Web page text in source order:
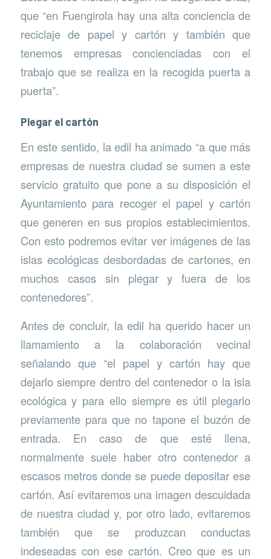
que “en Fuengirola hay una alta conciencia de
reciclaje de papel y cartón y también que
tenemos empresas concienciadas con el
trabajo que se realiza en la recogida puerta a
puerta”.
Plegar el cartón
En este sentido, la edil ha animado “a que más
empresas de nuestra ciudad se sumen a este
servicio gratuito que pone a su disposición el
Ayuntamiento para recoger el papel y cartón
que generen en sus propios establecimientos.
Con esto podremos evitar ver imágenes de las
islas ecológicas desbordadas de cartones, en
muchos casos sin plegar y fuera de los
contenedores”.
Antes de concluir, la edil ha querido hacer un
llamamiento a la colaboración vecinal
señalando que “el papel y cartón hay que
dejarlo siempre dentro del contenedor o la isla
ecológica y para ello siempre es útil plegarlo
previamente para que no tapone el buzón de
entrada. En caso de que esté llena,
normalmente suele haber otro contenedor a
escasos metros donde se puede depositar ese
cartón. Así evitaremos una imagen descuidada
de nuestra ciudad y, por otro lado, evitaremos
también que se produzcan conductas
indeseadas con ese cartón. Creo que es un